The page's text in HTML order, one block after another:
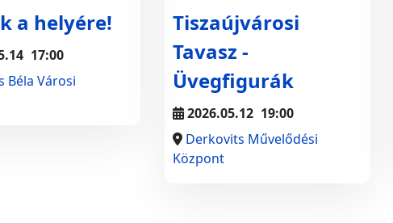
a helyére!
17:00
Béla Városi
Tiszaújvárosi
Tavasz -
Üvegfigurák
2026.05.12 19:00
Derkovits Művelődési
Központ